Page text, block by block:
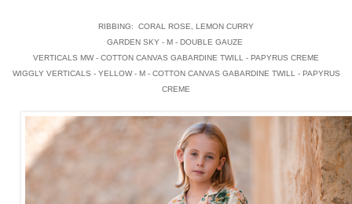
RIBBING: CORAL ROSE, LEMON CURRY
GARDEN SKY - M - DOUBLE GAUZE
VERTICALS MW - COTTON CANVAS GABARDINE TWILL - PAPYRUS CREME
WIGGLY VERTICALS - YELLOW - M - COTTON CANVAS GABARDINE TWILL - PAPYRUS
CREME